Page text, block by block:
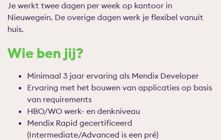
Je werkt twee dagen per week op kantoor in
Nieuwegein. De overige dagen werk je flexibel vanuit
huis.
Wie ben jij?
Minimaal 3 jaar ervaring als Mendix Developer
Ervaring met het bouwen van applicaties op basis
van requirements
HBO/WO werk- en denkniveau
Mendix Rapid gecertificeerd
(Intermediate/Advanced is een pré)